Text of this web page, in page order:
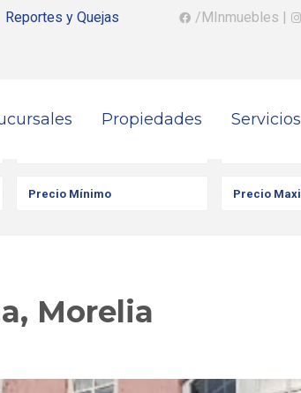
Reportes y Quejas /MInmuebles |
Propiedades Servicios
Morelia